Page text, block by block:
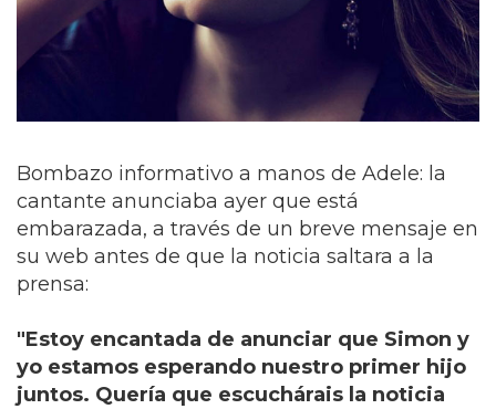
Bombazo informativo a manos de Adele: la
cantante anunciaba ayer que está
embarazada, a través de un breve mensaje en
su web antes de que la noticia saltara a la
prensa:
"Estoy encantada de anunciar que Simon y
yo estamos esperando nuestro primer hijo
juntos. Quería que escuchárais la noticia